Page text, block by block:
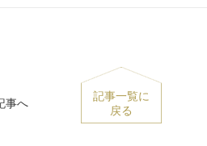
事へ
記事一覧に
戻る